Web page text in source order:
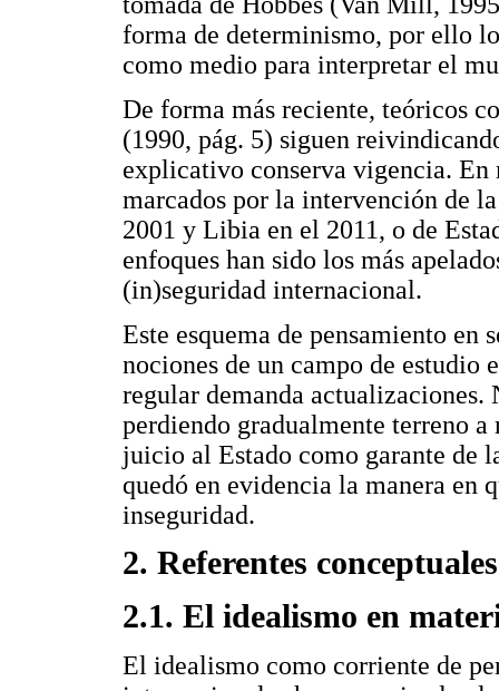
forma de determinismo, por ello
como medio para interpretar el
De forma más reciente, teóricos
(1990, pág. 5) siguen
explicativo conserva vigencia.
marcados por la intervención de
2001 y Libia en el 2011, o de
enfoques han sido los más
(in)seguridad internacional.
Este esquema de pensamiento en
nociones de un campo de estudio
regular demanda actualizaciones.
perdiendo gradualmente terreno a
juicio al Estado como garante de
quedó en evidencia la manera en
inseguridad.
2. Referentes conceptuales
2.1. El idealismo en
El idealismo como corriente de